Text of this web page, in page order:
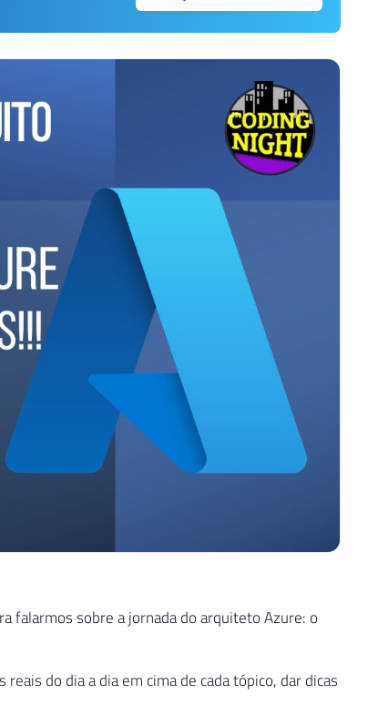
falarmos sobre a jornada do arquiteto Azure: o
do dia a dia em cima de cada tópico, dar dicas